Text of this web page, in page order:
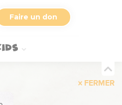
Faire un don
FERMER